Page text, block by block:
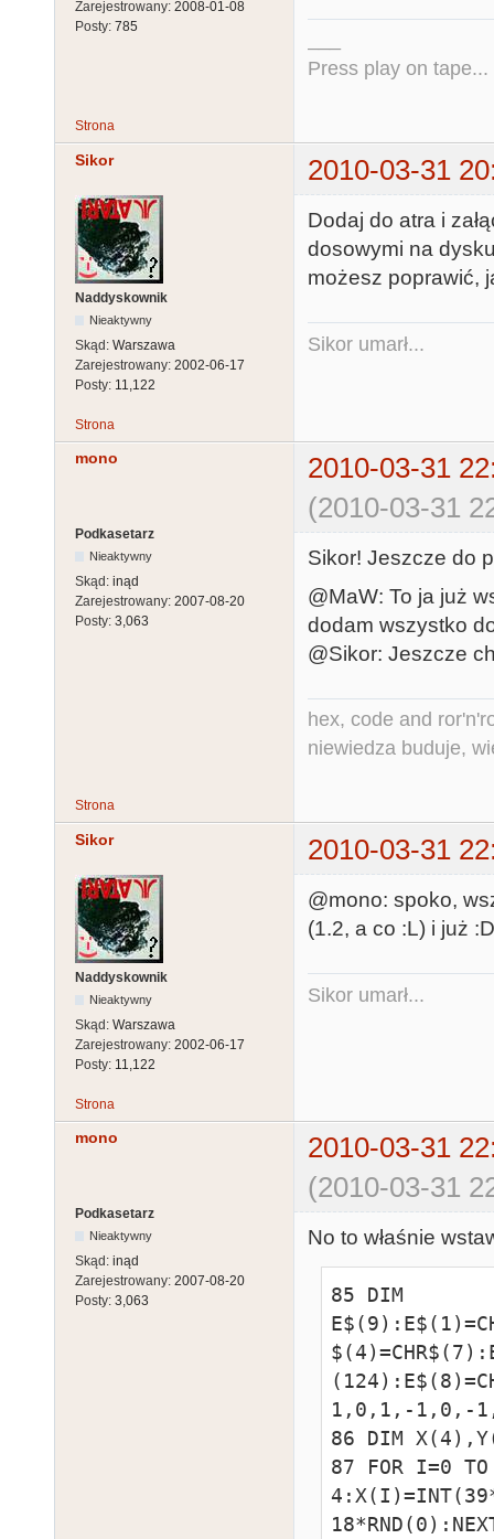
Zarejestrowany: 2008-01-08
Posty: 785
Press play on tape...
Strona
Sikor 2010-03-31
Naddyskownik
Nieaktywny
Skąd: Warszawa
Zarejestrowany: 2002-06-17
Posty: 11,122
Dodaj do atra i
dosowymi na
możesz poprawić,
Sikor umarł...
Strona
mono
2010-03-31
(2010-03-31
Podkasetarz
Nieaktywny
Skąd: inąd
Zarejestrowany: 2007-08-20
Posty: 3,063
Sikor! Jeszcze do
@MaW: To ja już
dodam wszystko
@Sikor: Jeszcze
hex, code and
niewiedza buduje,
Strona
Sikor 2010-03-31
Naddyskownik
Nieaktywny
Skąd: Warszawa
Zarejestrowany: 2002-06-17
Posty: 11,122
@mono: spoko,
(1.2, a co :L) i już :D
Sikor umarł...
Strona
mono
2010-03-31
(2010-03-31
Podkasetarz
Nieaktywny
Skąd: inąd
Zarejestrowany: 2007-08-20
Posty: 3,063
No to właśnie
85 DIM
1,0,1,-1,0,-
86 DIM
87 FOR I=0 TO